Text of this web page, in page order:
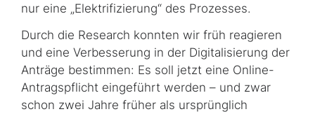
nur eine „Elektrifizierung“ des Prozesses.
Durch die Research konnten wir früh reagieren
und eine Verbesserung in der Digitali­sie­rung der
Anträge bestimmen: Es soll jetzt eine Online-
Antragspflicht eingeführt werden – und zwar
schon zwei Jahre früher als ursprünglich